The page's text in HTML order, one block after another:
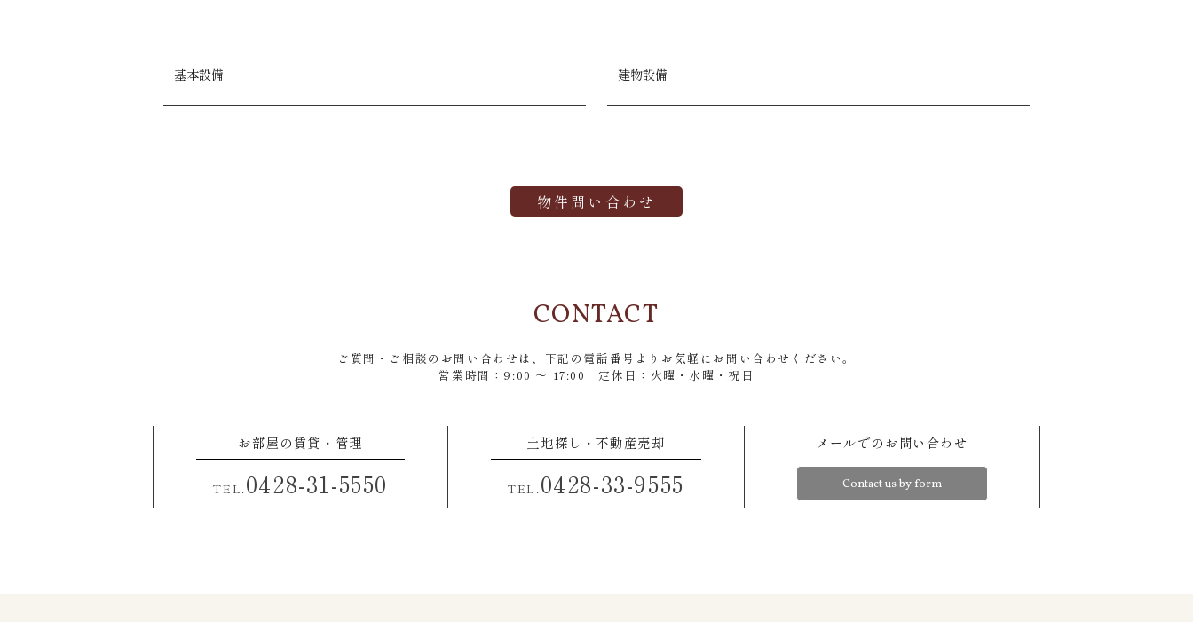
基本設備 建物設備
物件問い合わせ
CONTACT
ご質問・ご相談のお問い合わせは、 下記の電話番号よりお気軽にお問い合わせください。
営業時間：9:00 ～ 17:00 定休日：火曜・水曜・祝日
お部屋の賃貸・管理
TEL.0428-31-5550
土地探し・不動産売却
TEL.0428-33-9555
メールでのお問い合わせ
Contact us by form